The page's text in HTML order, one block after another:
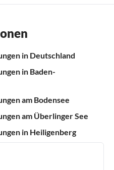
in Deutschland
in Baden-
am Bodensee
am Überlinger See
in Heiligenberg